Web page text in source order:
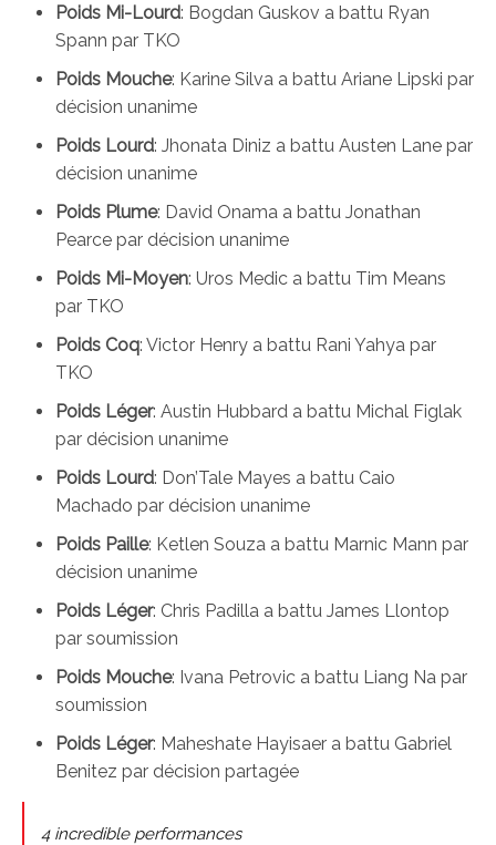
Poids Mi-Lourd: Bogdan Guskov a battu Ryan
Spann par TKO
Poids Mouche: Karine Silva a battu Ariane Lipski par
décision unanime
Poids Lourd: Jhonata Diniz a battu Austen Lane par
décision unanime
Poids Plume: David Onama a battu Jonathan
Pearce par décision unanime
Poids Mi-Moyen: Uros Medic a battu Tim Means
par TKO
Poids Coq: Victor Henry a battu Rani Yahya par
TKO
Poids Léger: Austin Hubbard a battu Michal Figlak
par décision unanime
Poids Lourd: Don’Tale Mayes a battu Caio
Machado par décision unanime
Poids Paille: Ketlen Souza a battu Marnic Mann par
décision unanime
Poids Léger: Chris Padilla a battu James Llontop
par soumission
Poids Mouche: Ivana Petrovic a battu Liang Na par
soumission
Poids Léger: Maheshate Hayisaer a battu Gabriel
Benitez par décision partagée
4 incredible performances